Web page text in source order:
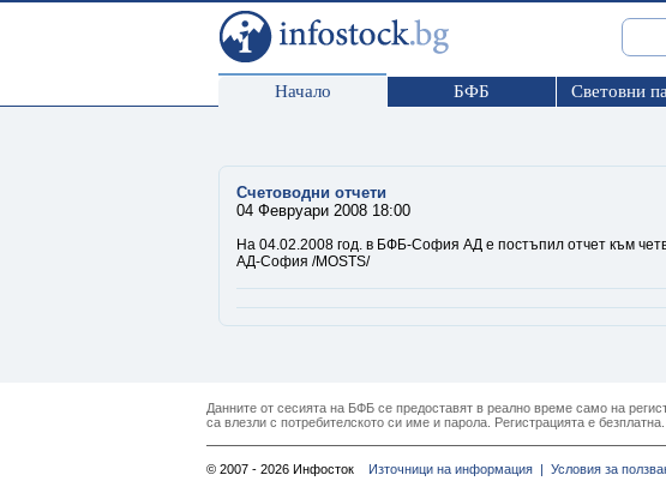
Начало БФБ Световни
Счетоводни отчети
04 Февруари 2008 18:00
На 04.02.2008 год. в БФБ-София АД е постъпил отчет към
АД-София /MOSTS/
Данните от сесията на БФБ се предоставят в реално време само на
са влезли с потребителското си име и парола. Регистрацията е безплатна.
© 2007 - 2026 Инфосток Източници на информация | Условия за